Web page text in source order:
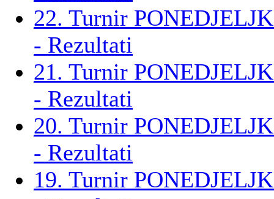
22. Turnir
- Rezultati
21. Turnir
- Rezultati
20. Turnir
- Rezultati
19. Turnir